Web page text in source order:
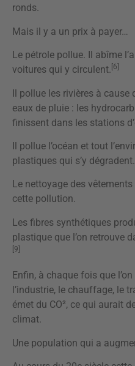
ronds.
Mais il y a un prix à payer…
Le pétrole pollue. Il abîme
voitures qui y circulent. [6]
Il pollue les rivières à cause
eaux de pluie : les
finissent dans les stations
Il pollue l’océan et tout
plastiques qui s’y dégradent.
Le nettoyage des
cette pollution.
Les fibres synthétiques
plastique que l’on retrouve
[9]
Enfin, à chaque fois que
l’industrie, le chauffage, le
émet du CO², ce qui aurait
climat.
Une population qui a